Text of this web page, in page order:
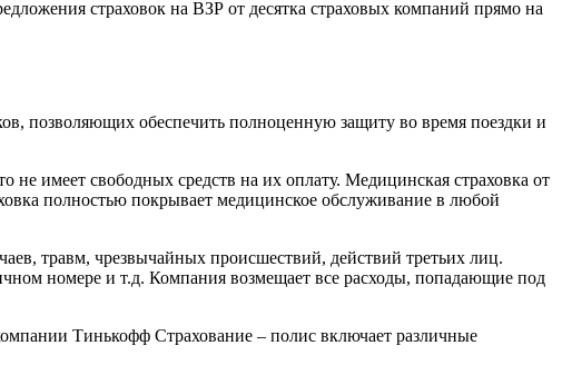
страховок на ВЗР от десятка страховых компаний прямо на
позволяющих обеспечить полноценную защиту во время поездки и
имеет свободных средств на их оплату. Медицинская страховка от
полностью покрывает медицинское обслуживание в любой
травм, чрезвычайных происшествий, действий третьих лиц.
номере и т.д. Компания возмещает все расходы, попадающие под
Тинькофф Страхование – полис включает различные